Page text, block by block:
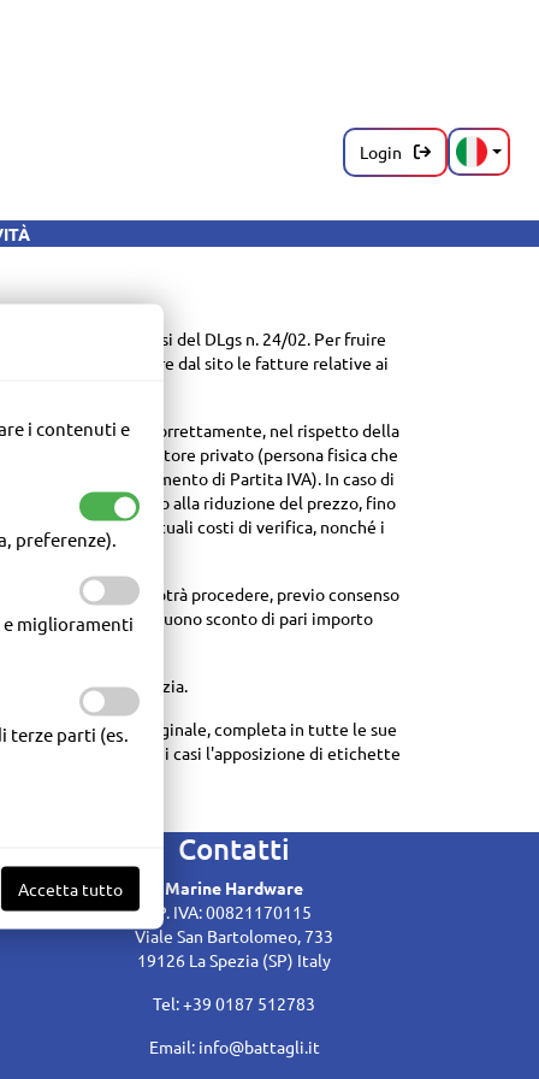
preferenze).
Accetta tutto
Login
sempre scaricare dal sito le fatture relative ai
solo al Consumatore privato (persona fisica che
d'ordine un riferimento di Partita IVA). In caso di
sostituzione o alla riduzione del prezzo, fino
addebitati gli eventuali costi di verifica, nonché i
al rilascio di un buono sconto di pari importo
di prodotti in garanzia.
va evitata in tutti i casi l'apposizione di etichette
Contatti
Marine Hardware
P. IVA: 00821170115
Viale San Bartolomeo, 733
19126 La Spezia (SP) Italy
Tel: +39 0187 512783
Email: info@battagli.it